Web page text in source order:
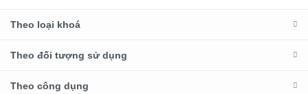
Theo loại khoá
Theo đối tượng sử dụng
Theo công dụng